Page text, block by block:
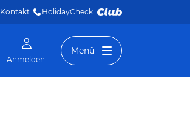
Kontakt HolidayCheck
Anmelden
Menü